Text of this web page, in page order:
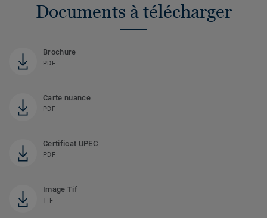
Documents à télécharger
Brochure
PDF
Carte nuance
PDF
Certificat UPEC
PDF
Image Tif
TIF